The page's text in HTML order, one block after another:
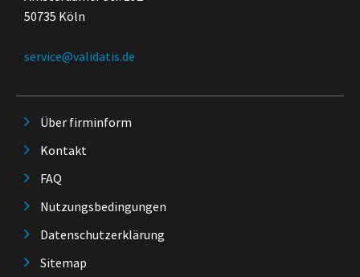
50735 Köln
service@validatis.de
Über firminform
Kontakt
FAQ
Nutzungsbedingungen
Datenschutzerklärung
Sitemap